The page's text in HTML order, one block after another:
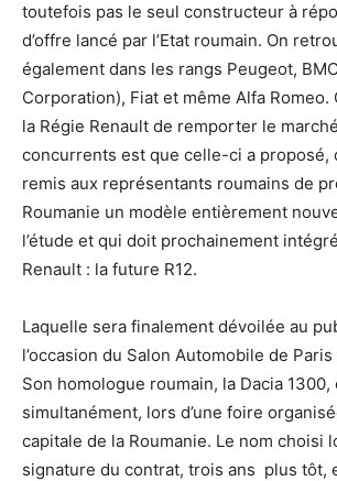
toutefois pas le seul constructeur à
d’offre lancé par l’Etat roumain. On
également dans les rangs Peugeot,
Corporation), Fiat et même Alfa Romeo.
la Régie Renault de remporter le
concurrents est que celle-ci a proposé,
remis aux représentants roumains de
Roumanie un modèle entièrement
l’étude et qui doit prochainement
Renault : la future R12.
Laquelle sera finalement dévoilée au
l’occasion du Salon Automobile de
Son homologue roumain, la Dacia
simultanément, lors d’une foire
capitale de la Roumanie. Le nom choisi
signature du contrat, trois ans plus tôt,